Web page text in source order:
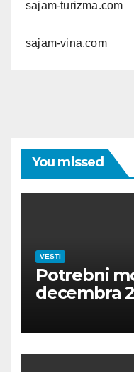
sajam-turizma.com
sajam-vina.com
You missed
VESTI
Potrebni
decembra